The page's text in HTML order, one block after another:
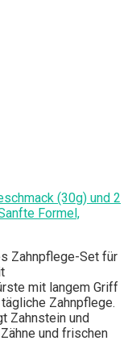
(30g) und 2
Formel,
Zahnpflege-Set für
mit langem Griff
Zahnpflege.
Zahnstein und
und frischen